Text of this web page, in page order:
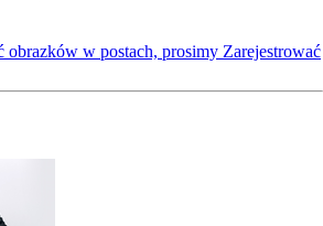
obrazków w postach, prosimy Zarejestrować